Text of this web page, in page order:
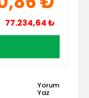
77.234,64 ₺
Yorum
Yaz